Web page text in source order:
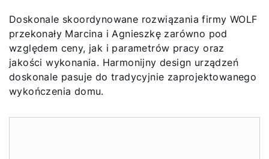
Doskonale skoordynowane rozwiązania firmy WOLF
przekonały Marcina i Agnieszkę zarówno pod
względem ceny, jak i parametrów pracy oraz
jakości wykonania. Harmonijny design urządzeń
doskonale pasuje do tradycyjnie zaprojektowanego
wykończenia domu.